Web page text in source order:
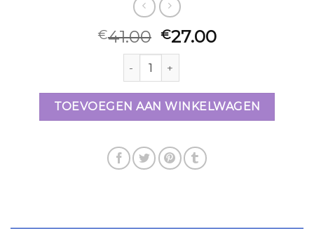
€41.00 €27.00
handtas taupe aantal
TOEVOEGEN AAN WINKELWAGEN